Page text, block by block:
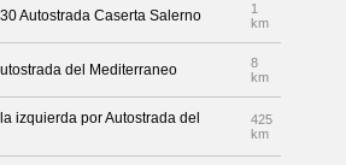
Autostrada Caserta Salerno
1
km
del Mediterraneo
8
km
izquierda por Autostrada del
425
km